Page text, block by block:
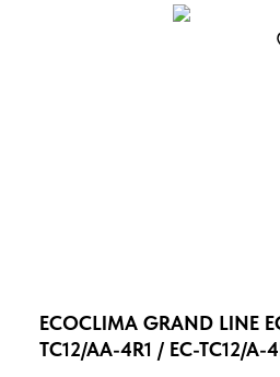
ECOCLIMA GRAND LINE
TC12/AA-4R1 / EC-TC12/A-